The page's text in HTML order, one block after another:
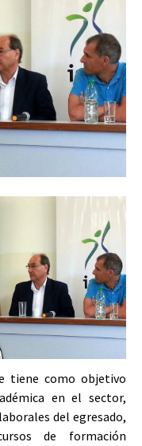
tiene como objetivo
en el sector,
del egresado,
de formación